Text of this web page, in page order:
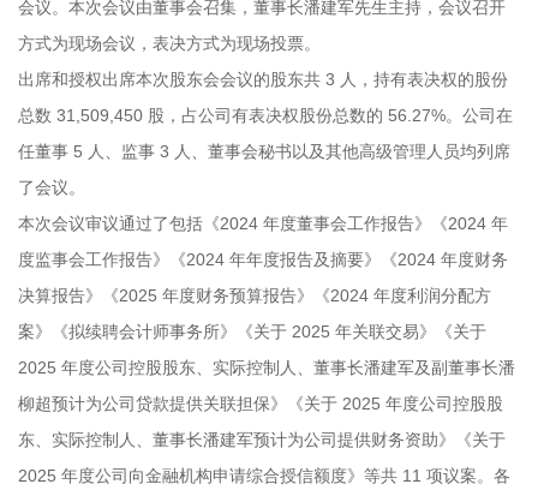
会议。本次会议由董事会召集，董事长潘建军先生主持，会议召开
方式为现场会议，表决方式为现场投票。
出席和授权出席本次股东会会议的股东共 3 人，持有表决权的股份
总数 31,509,450 股，占公司有表决权股份总数的 56.27%。公司在
任董事 5 人、监事 3 人、董事会秘书以及其他高级管理人员均列席
了会议。
本次会议审议通过了包括《2024 年度董事会工作报告》《2024 年
度监事会工作报告》《2024 年年度报告及摘要》《2024 年度财务
决算报告》《2025 年度财务预算报告》《2024 年度利润分配方
案》《拟续聘会计师事务所》《关于 2025 年关联交易》《关于
2025 年度公司控股股东、实际控制人、董事长潘建军及副董事长潘
柳超预计为公司贷款提供关联担保》《关于 2025 年度公司控股股
东、实际控制人、董事长潘建军预计为公司提供财务资助》《关于
2025 年度公司向金融机构申请综合授信额度》等共 11 项议案。各